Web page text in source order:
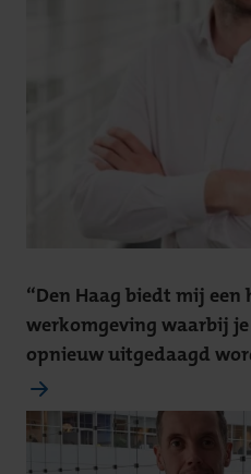
“Den Haag biedt mij een
werkomgeving waarbij je
opnieuw uitgedaagd